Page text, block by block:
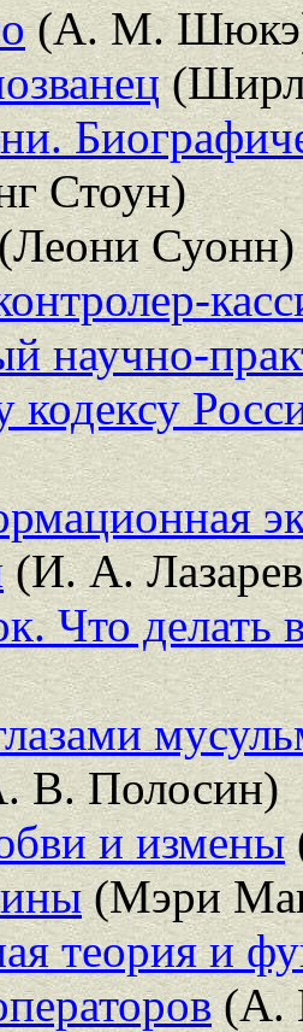
(А. М.
(Ширл
Стоун)
Суонн)
научно-
кодексу
(И. А.
Что делать
В. Полосин)
и измены
(Мэри
теория и
(А.